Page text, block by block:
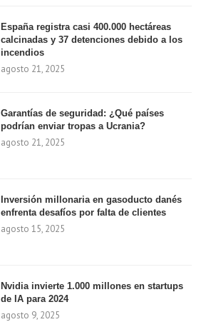
España registra casi 400.000 hectáreas
calcinadas y 37 detenciones debido a los
incendios
agosto 21, 2025
Garantías de seguridad: ¿Qué países
podrían enviar tropas a Ucrania?
agosto 21, 2025
Inversión millonaria en gasoducto danés
enfrenta desafíos por falta de clientes
agosto 15, 2025
Nvidia invierte 1.000 millones en startups
de IA para 2024
agosto 9, 2025